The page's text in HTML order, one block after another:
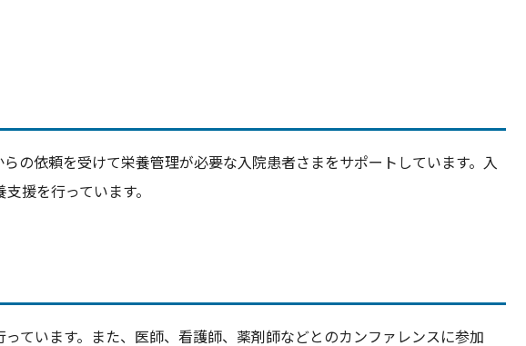
の依頼を受けて栄養管理が必要な入院患者さまをサポートしています。入
援を行っています。
ています。また、医師、看護師、薬剤師などとのカンファレンスに参加